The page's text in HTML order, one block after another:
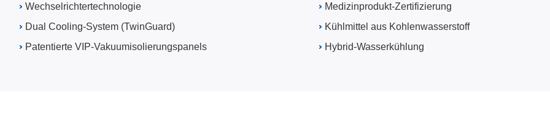
Wechselrichtertechnologie
Dual Cooling-System (TwinGuard)
Patentierte VIP-Vakuumisolierungspanels
Medizinprodukt-Zertifizierung
Kühlmittel aus Kohlenwasserstoff
Hybrid-Wasserkühlung